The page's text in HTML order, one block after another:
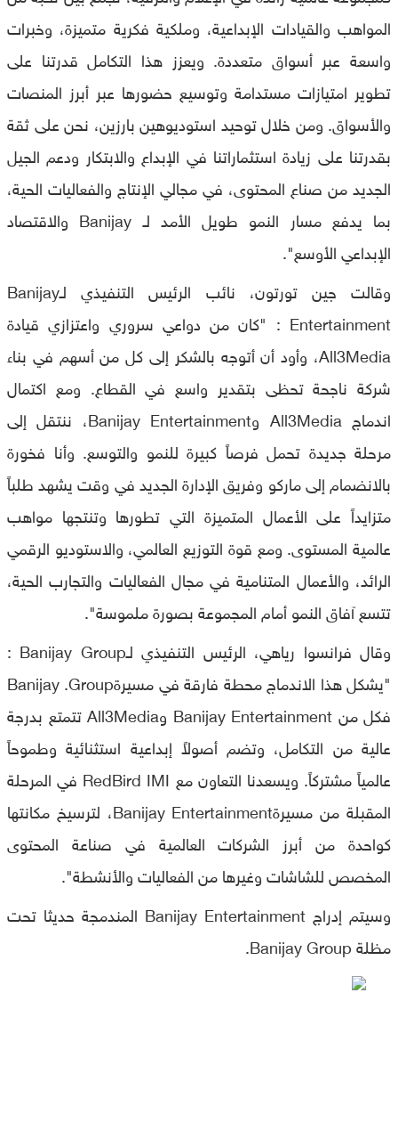
المواهب والقيادات الإبداعية، وملكية فكرية متميزة، وخبرات
واسعة عبر أسواق متعددة. ويعزز هذا التكامل قدرتنا على
تطوير امتيازات مستدامة وتوسيع حضورها عبر أبرز المنصات
والأسواق. ومن خلال توحيد استوديوهين بارزين، نحن على ثقة
بقدرتنا على زيادة استثماراتنا في الإبداع والابتكار ودعم الجيل
الجديد من صناع المحتوى، في مجالي الإنتاج والفعاليات الحية،
بما يدفع مسار النمو طويل الأمد لـ Banijay والاقتصاد
الإبداعي الأوسع".
وقالت جين تورتون، نائب الرئيس التنفيذي لـBanijay
Entertainment : "كان من دواعي سروري واعتزازي قيادة
All3Media، وأود أن أتوجه بالشكر إلى كل من أسهم في بناء
شركة ناجحة تحظى بتقدير واسع في القطاع. ومع اكتمال
اندماج All3Media وBanijay Entertainment، ننتقل إلى
مرحلة جديدة تحمل فرصاً كبيرة للنمو والتوسع. وأنا فخورة
بالانضمام إلى ماركو وفريق الإدارة الجديد في وقت يشهد طلباً
متزايداً على الأعمال المتميزة التي تطورها وتنتجها مواهب
عالمية المستوى. ومع قوة التوزيع العالمي، والاستوديو الرقمي
الرائد، والأعمال المتنامية في مجال الفعاليات والتجارب الحية،
تتسع آفاق النمو أمام المجموعة بصورة ملموسة".
وقال فرانسوا رياهي، الرئيس التنفيذي لـBanijay Group :
"يشكل هذا الاندماج محطة فارقة في مسيرةBanijay .Group
فكل من Banijay Entertainment وAll3Media تتمتع بدرجة
عالية من التكامل، وتضم أصولاً إبداعية استثنائية وطموحاً
عالمياً مشتركاً. ويسعدنا التعاون مع RedBird IMI في المرحلة
المقبلة من مسيرةBanijay Entertainment، لترسيخ مكانتها
كواحدة من أبرز الشركات العالمية في صناعة المحتوى
المخصص للشاشات وغيرها من الفعاليات والأنشطة".
وسيتم إدراج Banijay Entertainment المندمجة حديثا تحت
مظلة Banijay Group.